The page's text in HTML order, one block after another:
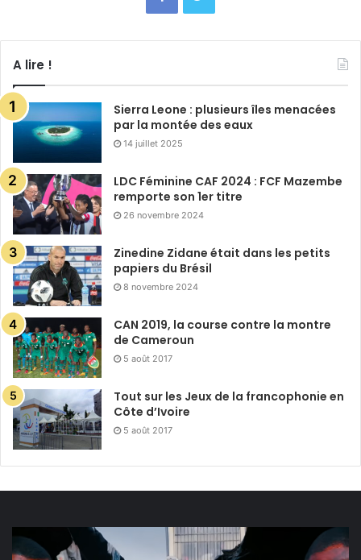
A lire !
Sierra Leone : plusieurs îles menacées
par la montée des eaux
14 juillet 2025
LDC Féminine CAF 2024 : FCF Mazembe
remporte son 1er titre
26 novembre 2024
Zinedine Zidane était dans les petits
papiers du Brésil
8 novembre 2024
CAN 2019, la course contre la montre
de Cameroun
5 août 2017
Tout sur les Jeux de la francophonie en
Côte d’Ivoire
5 août 2017
la